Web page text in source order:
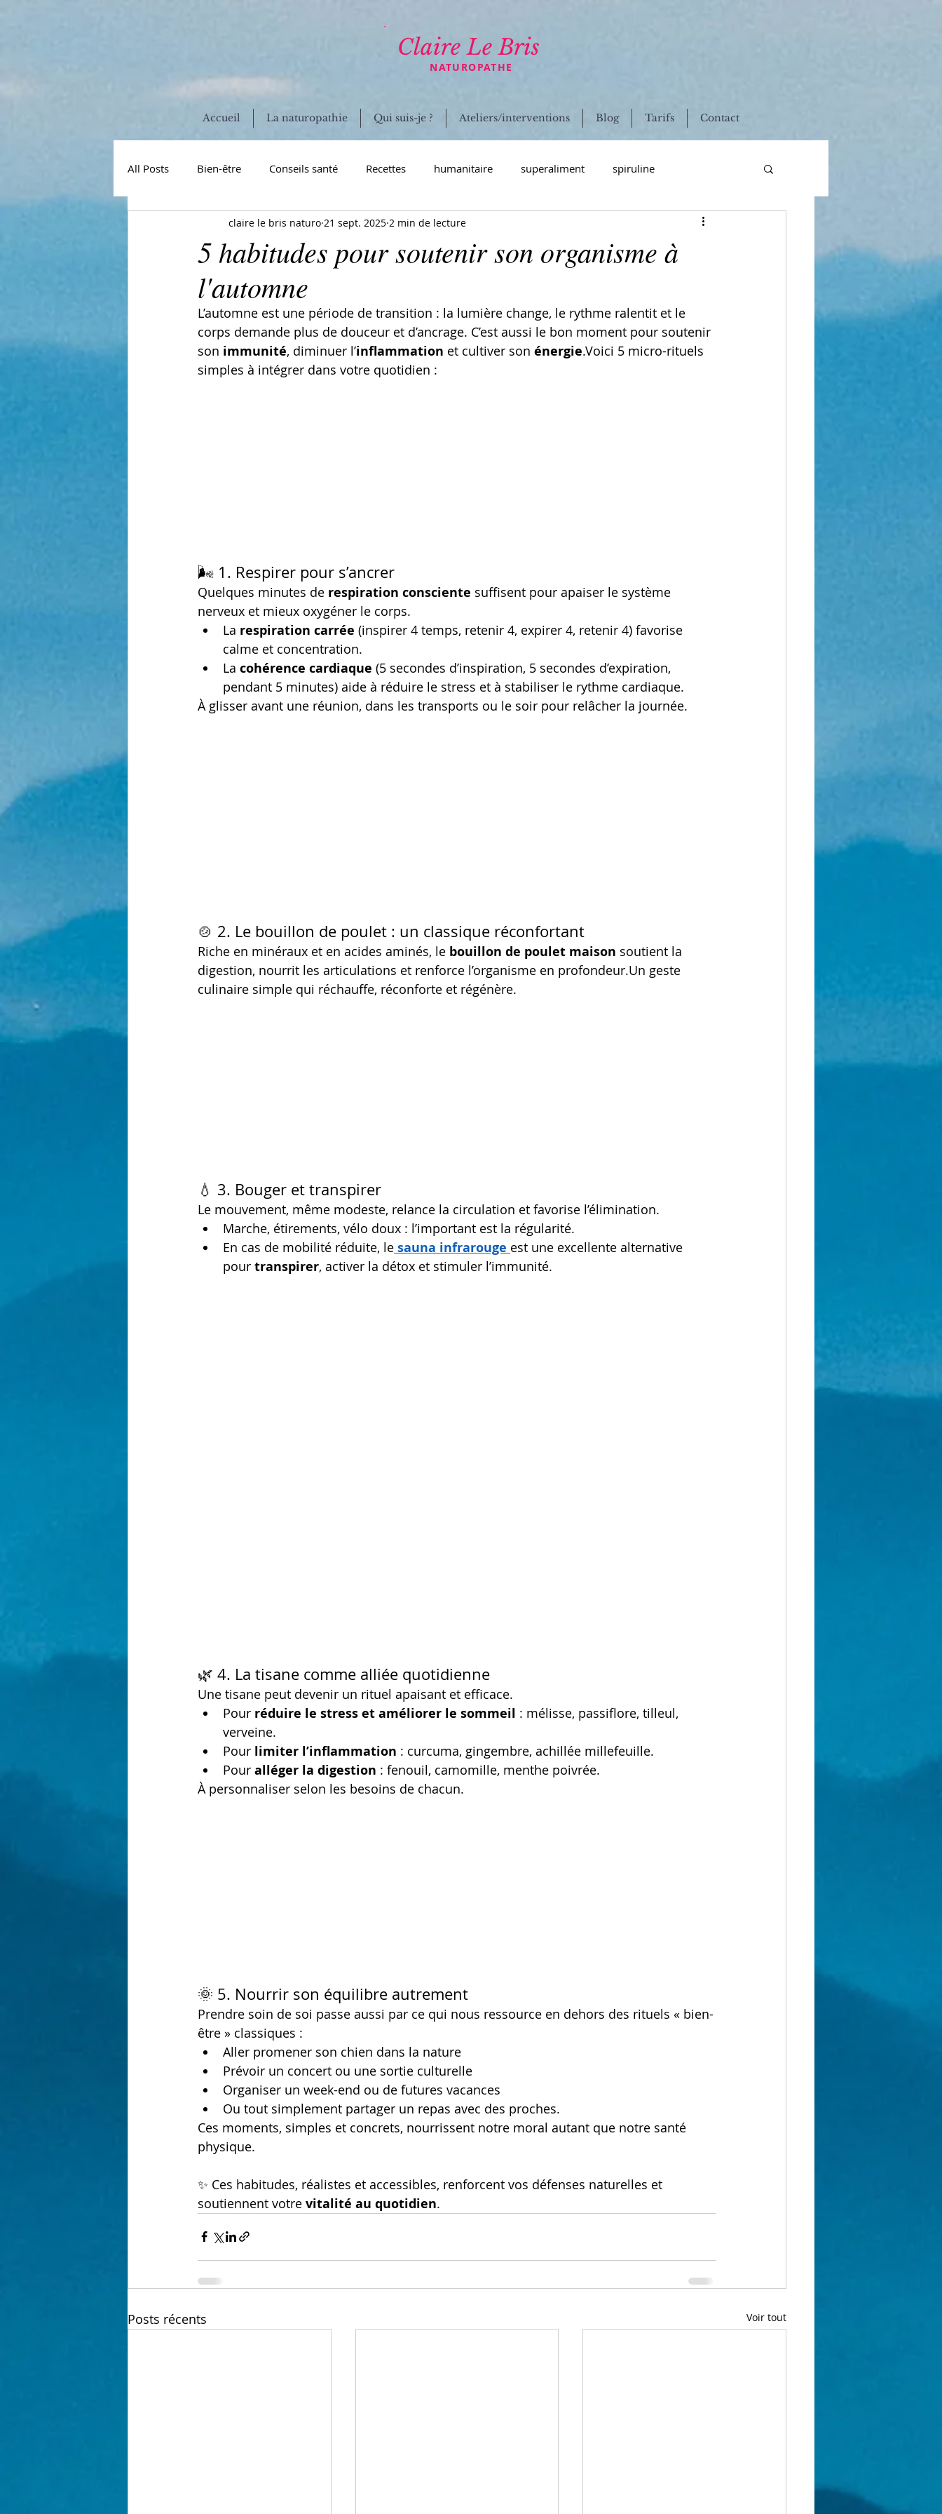
NATUROPATHE
Claire Le Bris
Accueil La naturopathie Qui suis-je ? Ateliers/interventions Blog Tarifs Contact
All Posts Bien-être Conseils santé Recettes humanitaire superaliment spiruline
vitamines et minéraux mission humanitaire Inde culture spiruline
hormones perturbateurs endocrinien
5 habitudes pour soutenir son organisme à
l'automne
claire le bris naturo 21 sept. 2025 2 min de lecture
L’automne est une période de transition : la lumière change, le rythme ralentit et le
corps demande plus de douceur et d’ancrage. C’est aussi le bon moment pour soutenir
son immunité, diminuer l’inflammation et cultiver son énergie.Voici 5 micro-rituels
simples à intégrer dans votre quotidien :
🌬️ 1. Respirer pour s’ancrer
Quelques minutes de respiration consciente suffisent pour apaiser le système
nerveux et mieux oxygéner le corps.
La respiration carrée (inspirer 4 temps, retenir 4, expirer 4, retenir 4) favorise
calme et concentration.
La cohérence cardiaque (5 secondes d’inspiration, 5 secondes d’expiration,
pendant 5 minutes) aide à réduire le stress et à stabiliser le rythme cardiaque.
À glisser avant une réunion, dans les transports ou le soir pour relâcher la journée.
🍲 2. Le bouillon de poulet : un classique réconfortant
Riche en minéraux et en acides aminés, le bouillon de poulet maison soutient la
digestion, nourrit les articulations et renforce l’organisme en profondeur.Un geste
culinaire simple qui réchauffe, réconforte et régénère.
💧 3. Bouger et transpirer
Le mouvement, même modeste, relance la circulation et favorise l’élimination.
Marche, étirements, vélo doux : l’important est la régularité.
En cas de mobilité réduite, le sauna infrarouge est une excellente alternative
pour transpirer, activer la détox et stimuler l’immunité.
🌿 4. La tisane comme alliée quotidienne
Une tisane peut devenir un rituel apaisant et efficace.
Pour réduire le stress et améliorer le sommeil : mélisse, passiflore, tilleul,
verveine.
Pour limiter l’inflammation : curcuma, gingembre, achillée millefeuille.
Pour alléger la digestion : fenouil, camomille, menthe poivrée.
À personnaliser selon les besoins de chacun.
🌞 5. Nourrir son équilibre autrement
Prendre soin de soi passe aussi par ce qui nous ressource en dehors des rituels « bien-
être » classiques :
Aller promener son chien dans la nature
Prévoir un concert ou une sortie culturelle
Organiser un week-end ou de futures vacances
Ou tout simplement partager un repas avec des proches.
Ces moments, simples et concrets, nourrissent notre moral autant que notre santé
physique.
✨ Ces habitudes, réalistes et accessibles, renforcent vos défenses naturelles et
soutiennent votre vitalité au quotidien.
Posts récents Voir tout